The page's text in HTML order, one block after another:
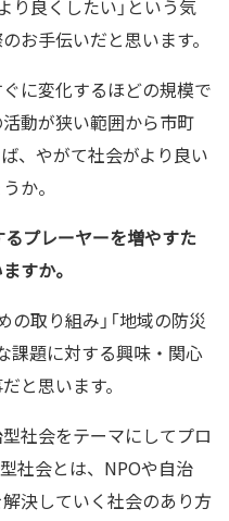
り良くしたい」という気
お手伝いだと思います。
に変化するほどの規模で
動が狭い範囲から市町
、やがて社会がより良い
か。
るプレーヤーを増やすた
すか。
の取り組み」「地域の防災
課題に対する興味・関心
と思います。
社会をテーマにしてプロ
社会とは、NPOや自治
決していく社会のあり方